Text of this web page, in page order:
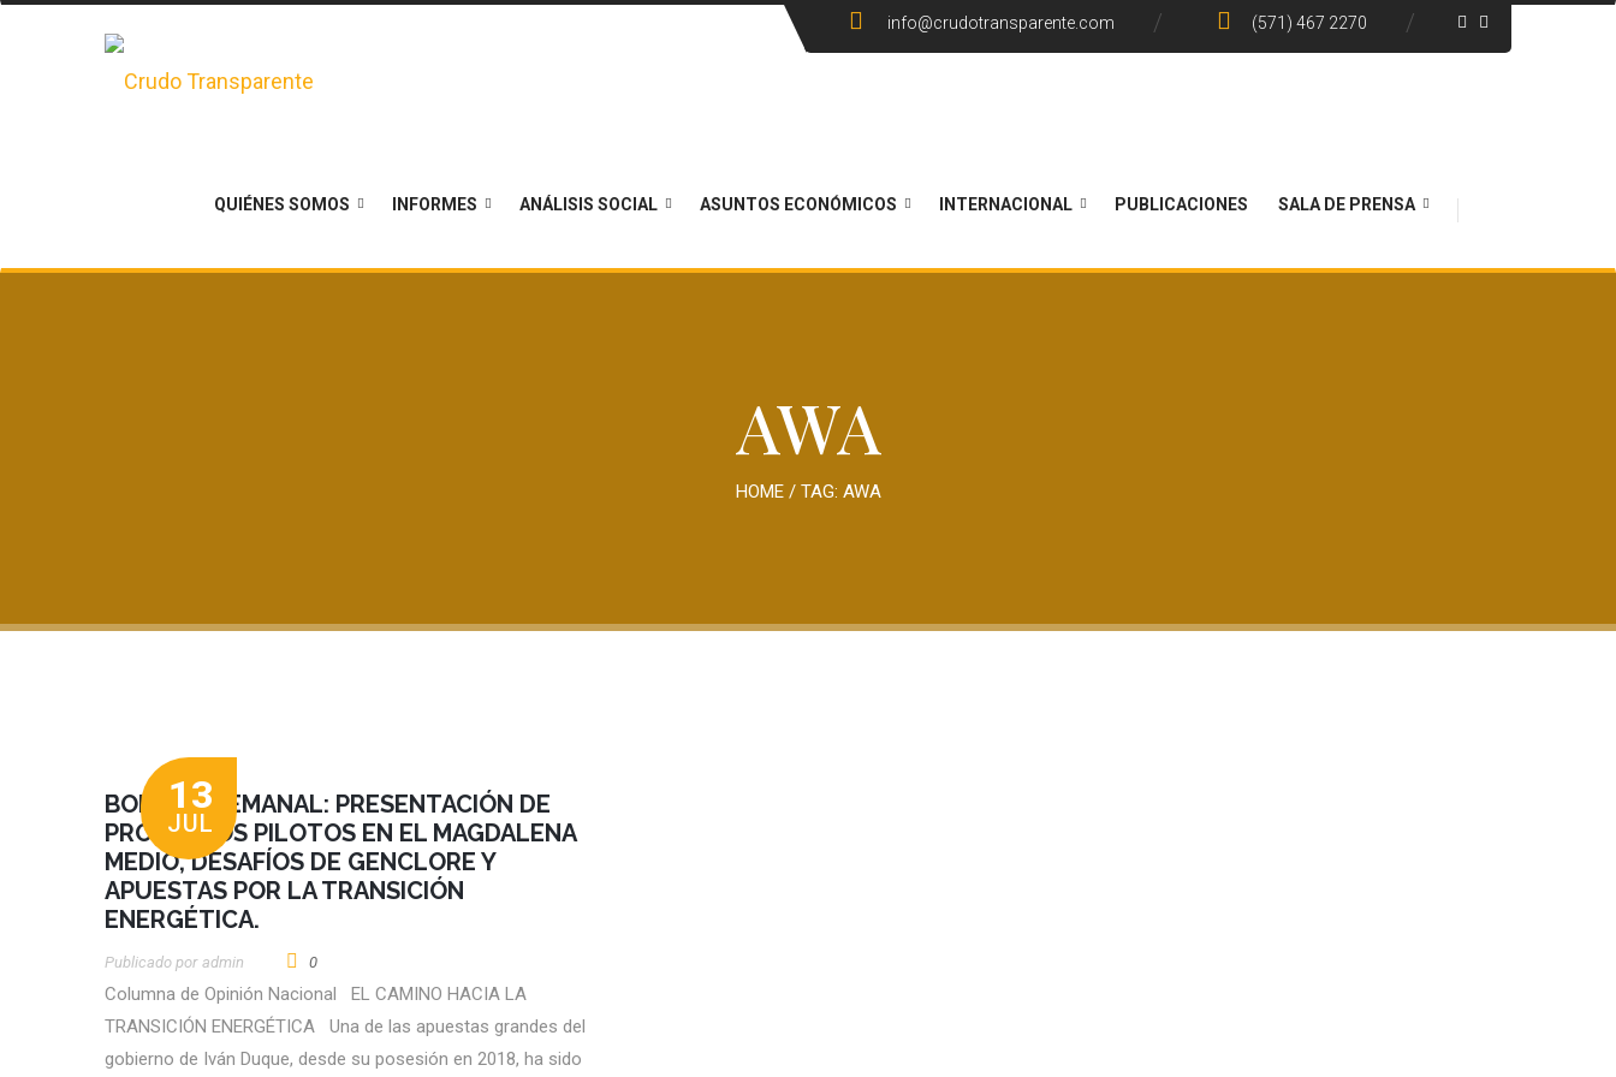
info@crudotransparente.com (571) 467 2270
QUIÉNES SOMOS INFORMES ANÁLISIS SOCIAL ASUNTOS ECONÓMICOS INTERNACIONAL PUBLICACIONES SALA DE PRENSA
AWA
HOME/ TAG: AWA
13
JUL
BOLETÍN SEMANAL: PRESENTACIÓN DE
PROYECTOS PILOTOS EN EL MAGDALENA
MEDIO, DESAFÍOS DE GENCLORE Y
APUESTAS POR LA TRANSICIÓN
ENERGÉTICA.
Publicado por Admin 0
Columna de Opinión Nacional EL CAMINO HACIA LA
TRANSICIÓN ENERGÉTICA Una de las apuestas grandes del
gobierno de Iván Duque, desde su posesión en 2018, ha sido